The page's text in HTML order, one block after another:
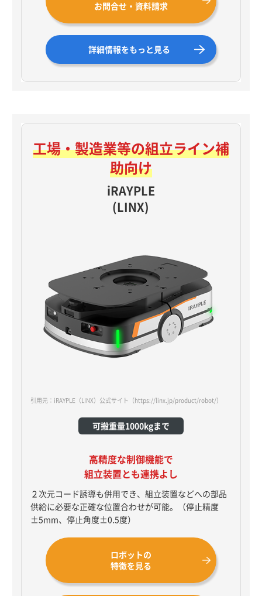
お問合せ・資料請求
詳細情報をもっと見る
工場・製造業等の組立ライン補
助向け
iRAYPLE
(LINX)
引用元：iRAYPLE（LINX）公式サイト （https://linx.jp/product/robot/）
可搬重量1000kgまで
高精度な制御機能で
組立装置とも連携よし
２次元コード誘導も併用でき、組立装置などへの部品
供給に必要な正確な位置合わせが可能。（停止精度
±5mm、停止角度±0.5度）
ロボットの
特徴を見る